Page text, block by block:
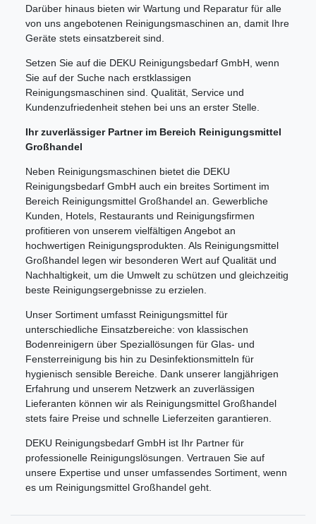
Darüber hinaus bieten wir Wartung und Reparatur für alle
von uns angebotenen Reinigungsmaschinen an, damit Ihre
Geräte stets einsatzbereit sind.
Setzen Sie auf die DEKU Reinigungsbedarf GmbH, wenn
Sie auf der Suche nach erstklassigen
Reinigungsmaschinen sind. Qualität, Service und
Kundenzufriedenheit stehen bei uns an erster Stelle.
Ihr zuverlässiger Partner im Bereich Reinigungsmittel
Großhandel
Neben Reinigungsmaschinen bietet die DEKU
Reinigungsbedarf GmbH auch ein breites Sortiment im
Bereich Reinigungsmittel Großhandel an. Gewerbliche
Kunden, Hotels, Restaurants und Reinigungsfirmen
profitieren von unserem vielfältigen Angebot an
hochwertigen Reinigungsprodukten. Als Reinigungsmittel
Großhandel legen wir besonderen Wert auf Qualität und
Nachhaltigkeit, um die Umwelt zu schützen und gleichzeitig
beste Reinigungsergebnisse zu erzielen.
Unser Sortiment umfasst Reinigungsmittel für
unterschiedliche Einsatzbereiche: von klassischen
Bodenreinigern über Speziallösungen für Glas- und
Fensterreinigung bis hin zu Desinfektionsmitteln für
hygienisch sensible Bereiche. Dank unserer langjährigen
Erfahrung und unserem Netzwerk an zuverlässigen
Lieferanten können wir als Reinigungsmittel Großhandel
stets faire Preise und schnelle Lieferzeiten garantieren.
DEKU Reinigungsbedarf GmbH ist Ihr Partner für
professionelle Reinigungslösungen. Vertrauen Sie auf
unsere Expertise und unser umfassendes Sortiment, wenn
es um Reinigungsmittel Großhandel geht.